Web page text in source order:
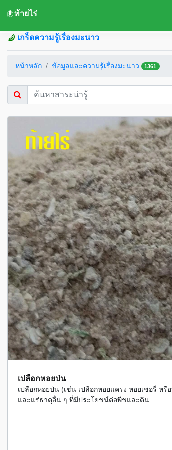
ท้ายไร่
เกร็ดความรู้เรื่องมะนาว
หน้าหลัก ข้อมูลและความรู้เรื่องมะนาว 1361
เปลือกหอยป่น
เปลือกหอยป่น (เช่น เปลือกหอยแครง หอยเชอรี่ ห
และแร่ธาตุอื่น ๆ ที่มีประโยชน์ต่อพืชและดิน